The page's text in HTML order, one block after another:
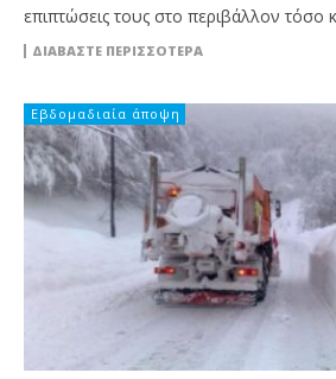
επιπτώσεις τους στο περιβάλλον τόσο
ΔΙΑΒΆΣΤΕ ΠΕΡΙΣΣΌΤΕΡΑ
Εβδομαδιαία άποψη